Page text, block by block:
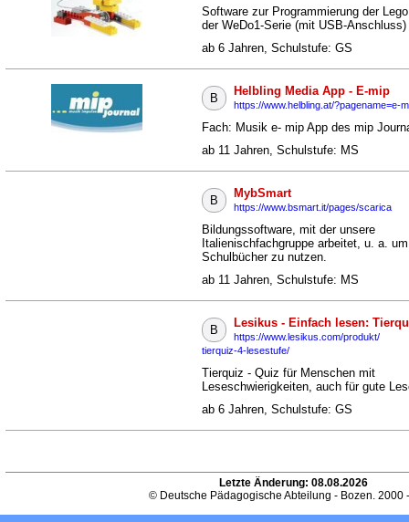
Software zur Programmierung der
der WeDo1-Serie (mit USB-Anschluss)
ab 6 Jahren, Schulstufe: GS
B
Helbling Media App - E-mip
https://www.helbling.at/?pagename=e-
Fach: Musik e- mip App des mip
ab 11 Jahren, Schulstufe: MS
B
MybSmart
https://www.bsmart.it/pages/scarica
Bildungssoftware, mit der unsere
Italienischfachgruppe arbeitet, u. a.
Schulbücher zu nutzen.
ab 11 Jahren, Schulstufe: MS
B
Lesikus - Einfach lesen:
https://www.lesikus.com/produkt/
tierquiz-4-lesestufe/
Tierquiz - Quiz für Menschen mit
Leseschwierigkeiten, auch für gute
ab 6 Jahren, Schulstufe: GS
Letzte Änderung: 08.08.2026
© Deutsche Pädagogische Abteilung - Bozen. 2000